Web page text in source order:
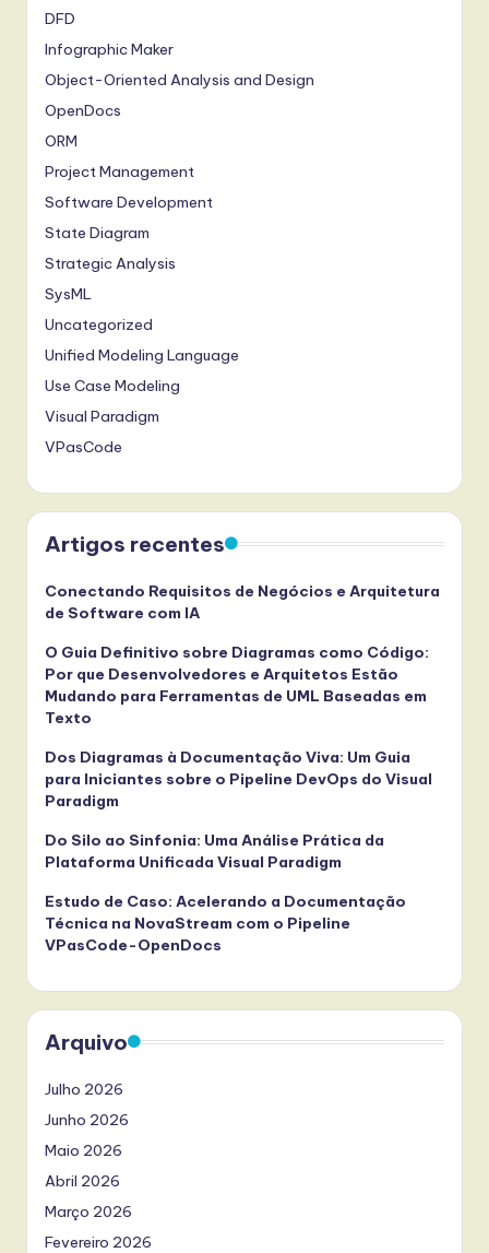
DFD
Infographic Maker
Object-Oriented Analysis and Design
OpenDocs
ORM
Project Management
Software Development
State Diagram
Strategic Analysis
SysML
Uncategorized
Unified Modeling Language
Use Case Modeling
Visual Paradigm
VPasCode
Artigos recentes
Conectando Requisitos de Negócios e Arquitetura
de Software com IA
O Guia Definitivo sobre Diagramas como Código:
Por que Desenvolvedores e Arquitetos Estão
Mudando para Ferramentas de UML Baseadas em
Texto
Dos Diagramas à Documentação Viva: Um Guia
para Iniciantes sobre o Pipeline DevOps do Visual
Paradigm
Do Silo ao Sinfonia: Uma Análise Prática da
Plataforma Unificada Visual Paradigm
Estudo de Caso: Acelerando a Documentação
Técnica na NovaStream com o Pipeline
VPasCode-OpenDocs
Arquivo
Julho 2026
Junho 2026
Maio 2026
Abril 2026
Março 2026
Fevereiro 2026